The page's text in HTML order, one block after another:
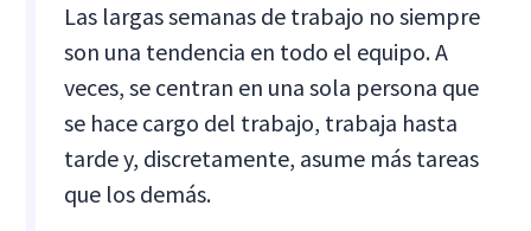
Las largas semanas de trabajo no siempre
son una tendencia en todo el equipo. A
veces, se centran en una sola persona que
se hace cargo del trabajo, trabaja hasta
tarde y, discretamente, asume más tareas
que los demás.